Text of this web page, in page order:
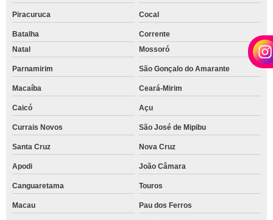
Piracuruca Cocal
Batalha
Corrente
Natal
Mossoró
Parnamirim São Gonçalo do Amarante
Macaíba Ceará-Mirim
Caicó Açu
Currais Novos São José de Mipibu
Santa Cruz Nova Cruz
Apodi João Câmara
Canguaretama Touros
Macau Pau dos Ferros